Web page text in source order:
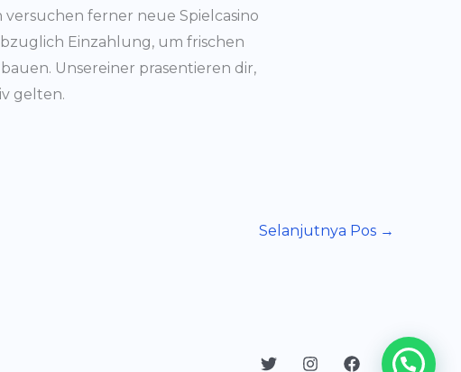
versuchen ferner neue Spielcasino
Einzahlung, um frischen
Unsereiner prasentieren dir,
gelten.
Selanjutnya Pos →